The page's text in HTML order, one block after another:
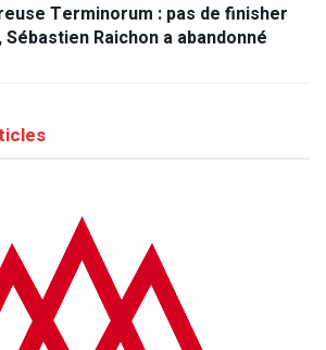
Terminorum : pas de finisher
Raichon a abandonné